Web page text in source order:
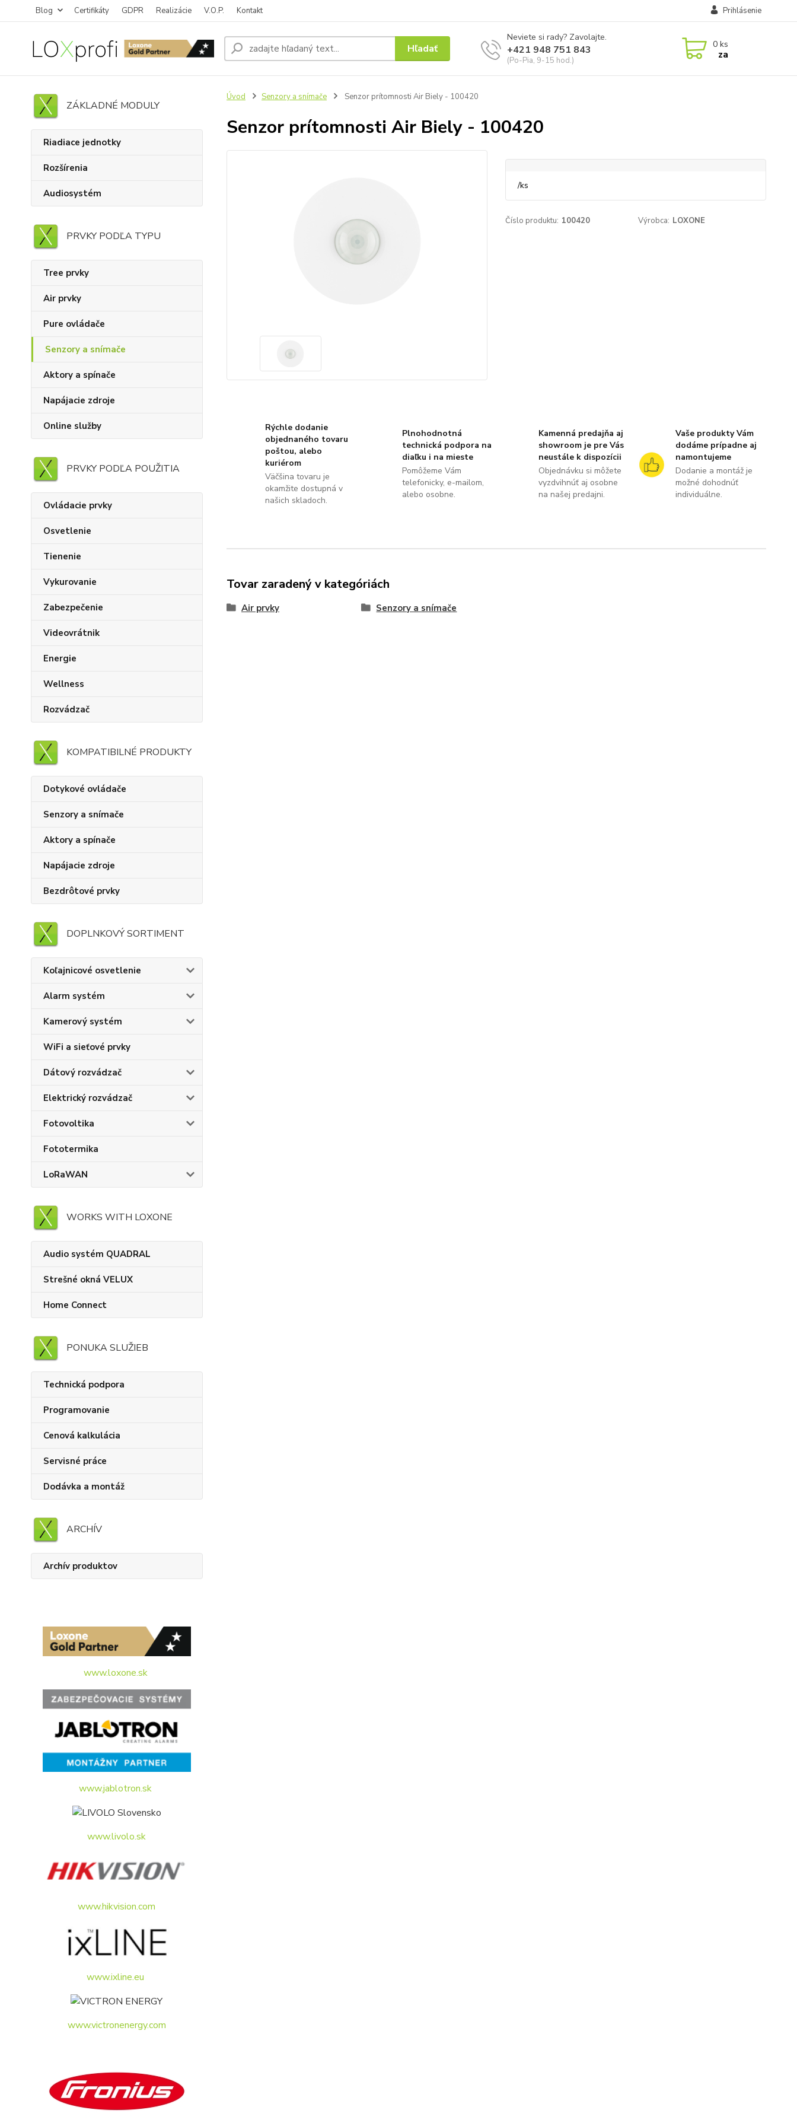
Blog Certifikáty GDPR Realizácie V.O.P. Kontakt Prihlásenie
Hľadať
Neviete si rady? Zavolajte.
+421 948 751 843
(Po-Pia, 9-15 hod.)
0 ks
za
ZÁKLADNÉ MODULY
Riadiace jednotky
Rozšírenia
Audiosystém
PRVKY PODĽA TYPU
Tree prvky
Air prvky
Pure ovládače
Senzory a snímače
Aktory a spínače
Napájacie zdroje
Online služby
PRVKY PODĽA POUŽITIA
Ovládacie prvky
Osvetlenie
Tienenie
Vykurovanie
Zabezpečenie
Videovrátnik
Energie
Wellness
Rozvádzač
KOMPATIBILNÉ PRODUKTY
Dotykové ovládače
Senzory a snímače
Aktory a spínače
Napájacie zdroje
Bezdrôtové prvky
DOPLNKOVÝ SORTIMENT
Koľajnicové osvetlenie
Alarm systém
Kamerový systém
WiFi a sieťové prvky
Dátový rozvádzač
Elektrický rozvádzač
Fotovoltika
Fototermika
LoRaWAN
WORKS WITH LOXONE
Audio systém QUADRAL
Strešné okná VELUX
Home Connect
PONUKA SLUŽIEB
Technická podpora
Programovanie
Cenová kalkulácia
Servisné práce
Dodávka a montáž
ARCHÍV
Archív produktov
www.loxone.sk
www.jablotron.sk
www.livolo.sk
www.hikvision.com
www.ixline.eu
www.victronenergy.com
Úvod Senzory a snímače Senzor prítomnosti Air Biely - 100420
Senzor prítomnosti Air Biely - 100420
/ks
Číslo produktu: 100420 Výrobca: LOXONE
Rýchle dodanie
objednaného tovaru
poštou, alebo
kuriérom
Väčšina tovaru je
okamžite dostupná v
našich skladoch.
Plnohodnotná
technická podpora na
diaľku i na mieste
Pomôžeme Vám
telefonicky, e-mailom,
alebo osobne.
Kamenná predajňa aj
showroom je pre Vás
neustále k dispozícii
Objednávku si môžete
vyzdvihnúť aj osobne
na našej predajni.
Vaše produkty Vám
dodáme prípadne aj
namontujeme
Dodanie a montáž je
možné dohodnúť
individuálne.
Tovar zaradený v kategóriách
Air prvky Senzory a snímače